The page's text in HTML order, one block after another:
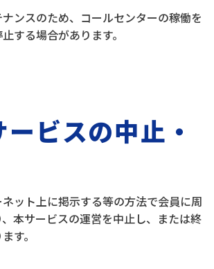
ンスのため、コールセンターの稼働を
する場合があります。
ビスの中止・
ット上に掲示する等の方法で会員に周
本サービスの運営を中止し、または終
す。